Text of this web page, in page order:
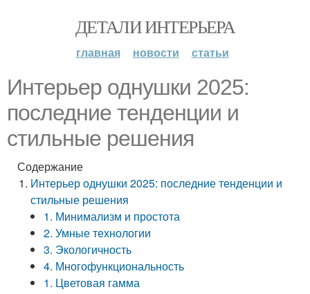
ДЕТАЛИ ИНТЕРЬЕРА
главная новости статьи
Интерьер однушки 2025:
последние тенденции и
стильные решения
Содержание
Интерьер однушки 2025: последние тенденции и
стильные решения
1. Минимализм и простота
2. Умные технологии
3. Экологичность
4. Многофункциональность
1. Цветовая гамма